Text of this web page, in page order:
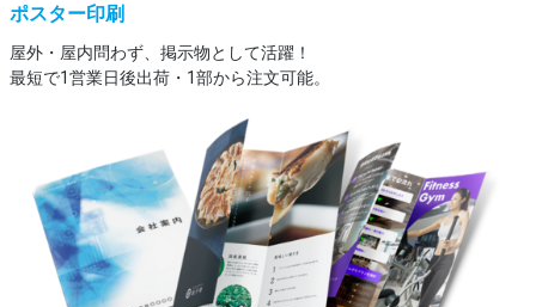
ポスター印刷
屋外・屋内問わず、掲示物として活躍！
最短で1営業日後出荷・1部から注文可能。